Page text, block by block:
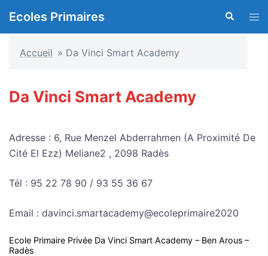
auEcoles Primaires
le
Accueil » Da Vinci Smart Academy
Da Vinci Smart Academy
Adresse : 6, Rue Menzel Abderrahmen (A Proximité De
Cité El Ezz) Meliane2 , 2098 Radès
Tél : 95 22 78 90 / 93 55 36 67
Email : davinci.smartacademy@ecoleprimaire2020
Ecole Primaire Privée Da Vinci Smart Academy – Ben Arous –
Radès